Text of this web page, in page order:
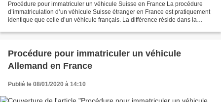
Procédure pour immatriculer un véhicule Suisse en France La procédure
d’immatriculation d’un véhicule Suisse étranger en France est pratiquement
identique que celle d’un véhicule français. La différence réside dans la
Procédure pour immatriculer un véhicule
Allemand en France
Publié le 08/01/2020 à 14:10